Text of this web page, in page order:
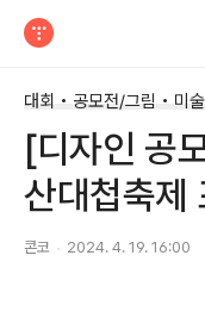
대회 • 공모전/그림 • 미
[디자인 공
산대첩축제
콘코 2024. 4. 19. 16:00